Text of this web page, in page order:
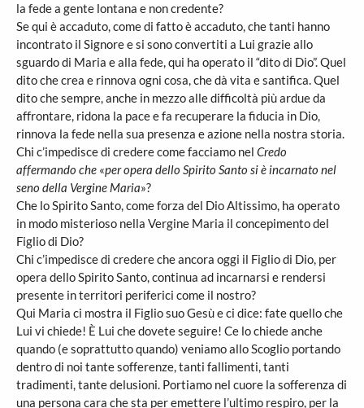
la fede a gente lontana e non credente?
Se qui è accaduto, come di fatto è accaduto, che tanti hanno
incontrato il Signore e si sono convertiti a Lui grazie allo
sguardo di Maria e alla fede, qui ha operato il “dito di Dio”. Quel
dito che crea e rinnova ogni cosa, che dà vita e santifica. Quel
dito che sempre, anche in mezzo alle difficoltà più ardue da
affrontare, ridona la pace e fa recuperare la fiducia in Dio,
rinnova la fede nella sua presenza e azione nella nostra storia.
Chi c’impedisce di credere come facciamo nel Credo
affermando che «per opera dello Spirito Santo si è incarnato nel
seno della Vergine Maria»?
Che lo Spirito Santo, come forza del Dio Altissimo, ha operato
in modo misterioso nella Vergine Maria il concepimento del
Figlio di Dio?
Chi c’impedisce di credere che ancora oggi il Figlio di Dio, per
opera dello Spirito Santo, continua ad incarnarsi e rendersi
presente in territori periferici come il nostro?
Qui Maria ci mostra il Figlio suo Gesù e ci dice: fate quello che
Lui vi chiede! È Lui che dovete seguire! Ce lo chiede anche
quando (e soprattutto quando) veniamo allo Scoglio portando
dentro di noi tante sofferenze, tanti fallimenti, tanti
tradimenti, tante delusioni. Portiamo nel cuore la sofferenza di
una persona cara che sta per emettere l’ultimo respiro, per la